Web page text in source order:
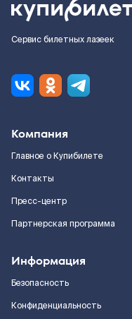
Сервис билетных лазеек
Компания
Главное о Купибилете
Контакты
Пресс-центр
Партнерская программа
Информация
Безопасность
Конфиденциальность